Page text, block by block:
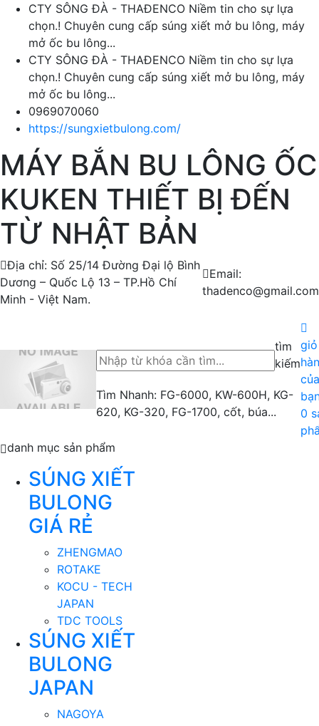
CTY SÔNG ĐÀ - THAĐENCO Niềm tin cho sự lựa
chọn.! Chuyên cung cấp súng xiết mở bu lông, máy
mở ốc bu lông...
CTY SÔNG ĐÀ - THAĐENCO Niềm tin cho sự lựa
chọn.! Chuyên cung cấp súng xiết mở bu lông, máy
mở ốc bu lông...
0969070060
https://sungxietbulong.com/
MÁY BẮN BU LÔNG ỐC
KUKEN THIẾT BỊ ĐẾN
TỪ NHẬT BẢN
Địa chỉ: Số 25/14 Đường Đại lộ Bình
Dương – Quốc Lộ 13 – TP.Hồ Chí
Minh - Việt Nam.
Email:
thadenco@gmail.com
tìm
kiếm
Tìm Nhanh: FG-6000, KW-600H, KG-
620, KG-320, FG-1700, cốt, búa...
giỏ
của
0
danh mục sản phẩm
SÚNG XIẾT
BULONG
GIÁ RẺ
ZHENGMAO
ROTAKE
KOCU - TECH
JAPAN
TDC TOOLS
SÚNG XIẾT
BULONG
JAPAN
NAGOYA